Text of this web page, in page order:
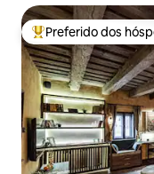
Entre os melhores
Preferido dos